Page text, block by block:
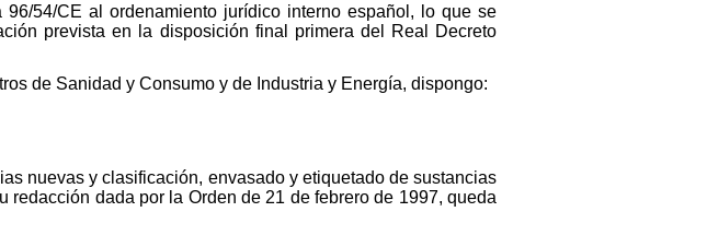
54/CE al ordenamiento jurídico interno español, lo que se
prevista en la disposición final primera del Real Decreto
de Sanidad y Consumo y de Industria y Energía, dispongo:
nuevas y clasificación, envasado y etiquetado de sustancias
dada por la Orden de 21 de febrero de 1997, queda